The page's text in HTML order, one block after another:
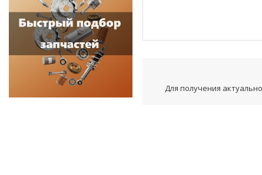
Для получения